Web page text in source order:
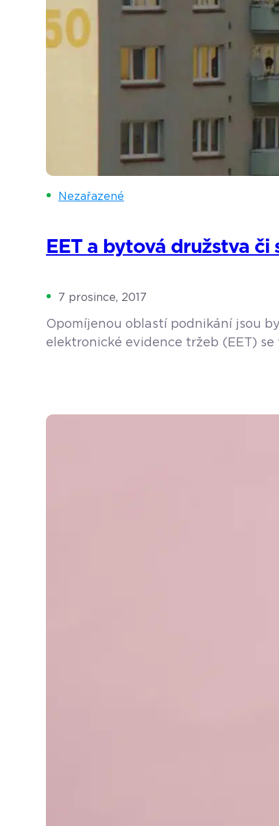
Nezařazené
EET a bytová družstva
7 prosince, 2017
Opomíjenou oblastí podnikání jsou
elektronické evidence tržeb (EET)